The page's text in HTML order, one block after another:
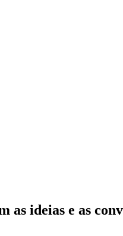
ideias e as